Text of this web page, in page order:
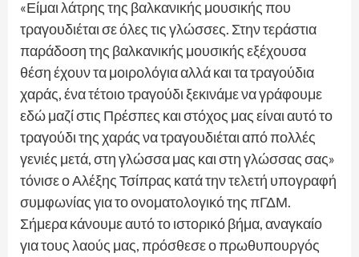
«Είμαι λάτρης της βαλκανικής μουσικής που
τραγουδιέται σε όλες τις γλώσσες. Στην τεράστια
παράδοση της βαλκανικής μουσικής εξέχουσα
θέση έχουν τα μοιρολόγια αλλά και τα τραγούδια
χαράς, ένα τέτοιο τραγούδι ξεκινάμε να γράφουμε
εδώ μαζί στις Πρέσπες και στόχος μας είναι αυτό το
τραγούδι της χαράς να τραγουδιέται από πολλές
γενιές μετά, στη γλώσσα μας και στη γλώσσας σας»
τόνισε ο Αλέξης Τσίπρας κατά την τελετή υπογραφή
συμφωνίας για το ονοματολογικό της πΓΔΜ.
Σήμερα κάνουμε αυτό το ιστορικό βήμα, αναγκαίο
για τους λαούς μας, πρόσθεσε ο πρωθυπουργός